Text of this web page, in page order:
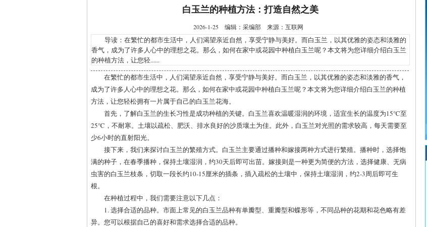
白玉兰的种植方法：打造自然之美
2026-1-25 编辑：采编部 来源：互联网
导读：在繁忙的都市生活中，人们渴望亲近自然，享受宁静与美好。而白玉兰，以其优雅的姿态和淡雅的
香气，成为了许多人心中的理想之花。那么，如何在家中或花园中种植白玉兰呢？本文将为您详细介绍白玉兰
的种植方法，让您轻......
在繁忙的都市生活中，人们渴望亲近自然，享受宁静与美好。而白玉兰，以其优雅的姿态和淡雅的香气，
成为了许多人心中的理想之花。那么，如何在家中或花园中种植白玉兰呢？本文将为您详细介绍白玉兰的种植
方法，让您轻松拥有一片属于自己的白玉兰花海。
首先，了解白玉兰的生长习性是成功种植的关键。白玉兰喜欢温暖湿润的环境，适宜生长的温度为15℃至
25℃，不耐寒。土壤以疏松、肥沃、排水良好的沙质壤土为佳。此外，白玉兰对光照的需求较高，每天需要至
少6小时的直射阳光。
接下来，我们来探讨白玉兰的繁殖方式。白玉兰主要通过播种和嫁接两种方式进行繁殖。播种时，选择饱
满的种子，在春季播种，保持土壤湿润，约30天后即可出苗。嫁接则是一种更为简便的方法，选择健康、无病
虫害的白玉兰枝条，切取一段长约10-15厘米的插条，插入疏松的土壤中，保持土壤湿润，约2-3周后即可生
根。
在种植过程中，我们需要注意以下几点：
1. 选择合适的品种。市面上常见的白玉兰品种有单瓣型、重瓣型和蝶形等，不同品种的花期和花色略有差
异。您可以根据自己的喜好和需求选择合适的品种。